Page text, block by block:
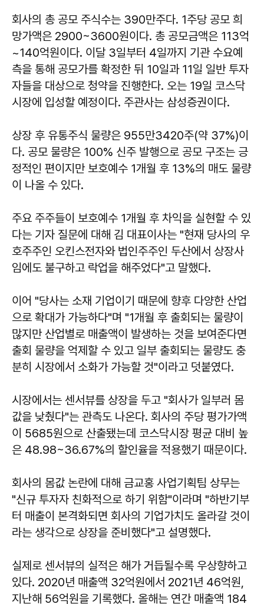
회사의 총 공모 주식수는 390만주다. 1주당 공모 희
망가액은 2900~3600원이다. 총 공모금액은 113억
~140억원이다. 이달 3일부터 4일까지 기관 수요예
측을 통해 공모가를 확정한 뒤 10일과 11일 일반 투자
자들을 대상으로 청약을 진행한다. 오는 19일 코스닥
시장에 입성할 예정이다. 주관사는 삼성증권이다.
상장 후 유통주식 물량은 955만3420주(약 37%)이
다. 공모 물량은 100% 신주 발행으로 공모 구조는 긍
정적인 편이지만 보호예수 1개월 후 13%의 매도 물량
이 나올 수 있다.
주요 주주들이 보호예수 1개월 후 차익을 실현할 수 있
다는 기자 질문에 대해 김 대표이사는 "현재 당사의 우
호주주인 오킨스전자와 법인주주인 두산에서 상장사
임에도 불구하고 락업을 해주었다"고 말했다.
이어 "당사는 소재 기업이기 때문에 향후 다양한 산업
으로 확대가 가능하다"며 "1개월 후 출회되는 물량이
많지만 산업별로 매출액이 발생하는 것을 보여준다면
출회 물량을 억제할 수 있고 일부 출회되는 물량도 충
분히 시장에서 소화가 가능할 것"이라고 덧붙였다.
시장에서는 센서뷰를 상장을 두고 "회사가 일부러 몸
값을 낮췄다"는 관측도 나온다. 회사의 주당 평가가액
이 5685원으로 산출됐는데 코스닥시장 평균 대비 높
은 48.98~36.67%의 할인율을 적용했기 때문이다.
회사의 몸값 논란에 대해 금교홍 사업기획팀 상무는
"신규 투자자 친화적으로 하기 위함"이라며 "하반기부
터 매출이 본격화되면 회사의 기업가치도 올라갈 것이
라는 생각으로 상장을 준비했다"고 설명했다.
실제로 센서뷰의 실적은 해가 거듭될수록 우상향하고
있다. 2020년 매출액 32억원에서 2021년 46억원,
지난해 56억원을 기록했다. 올해는 연간 매출액 184